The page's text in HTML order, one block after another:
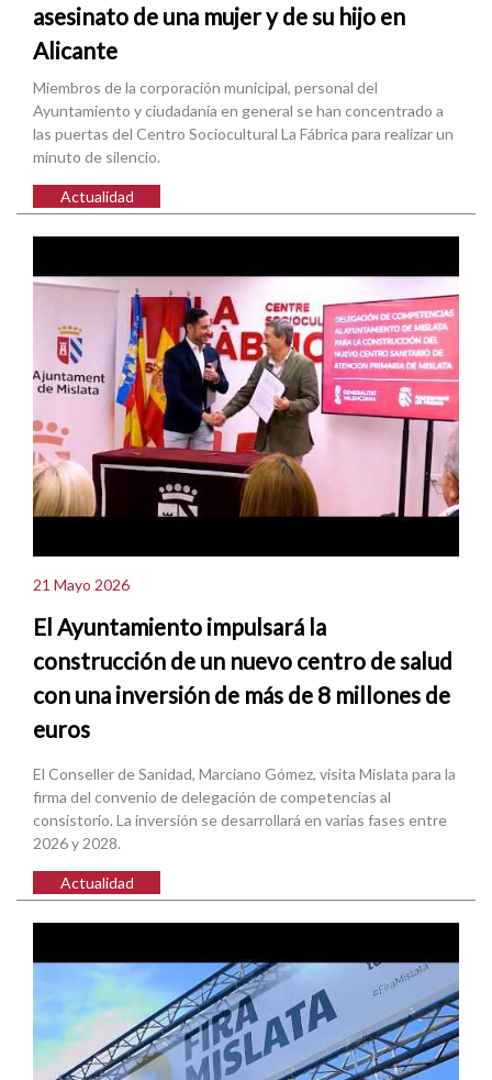
asesinato de una mujer y de su hijo en
Alicante
Miembros de la corporación municipal, personal del
Ayuntamiento y ciudadanía en general se han concentrado a
las puertas del Centro Sociocultural La Fábrica para realizar un
minuto de silencio.
Actualidad
21 Mayo 2026
El Ayuntamiento impulsará la
construcción de un nuevo centro de salud
con una inversión de más de 8 millones de
euros
El Conseller de Sanidad, Marciano Gómez, visita Mislata para la
firma del convenio de delegación de competencias al
consistorio. La inversión se desarrollará en varias fases entre
2026 y 2028.
Actualidad